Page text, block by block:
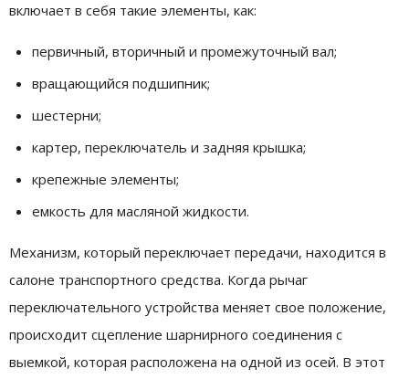
включает в себя такие элементы, как:
первичный, вторичный и промежуточный вал;
вращающийся подшипник;
шестерни;
картер, переключатель и задняя крышка;
крепежные элементы;
емкость для масляной жидкости.
Механизм, который переключает передачи, находится в
салоне транспортного средства. Когда рычаг
переключательного устройства меняет свое положение,
происходит сцепление шарнирного соединения с
выемкой, которая расположена на одной из осей. В этот